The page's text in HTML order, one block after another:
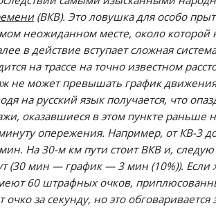
(ВКВ). Это ловушка для особо
неожиданном месте, около которой
в действие вступает сложная
на трассе на точно известном
не может превышать график
на русский язык получается, что
оказавшиеся в этом пункте раньше
опережения. Например, от КВ-3
На 30-м км пути стоит ВКВ и,
(30 мин — график — 3 мин (10%)).
60 штрафных очков,
очко за секунду, но это